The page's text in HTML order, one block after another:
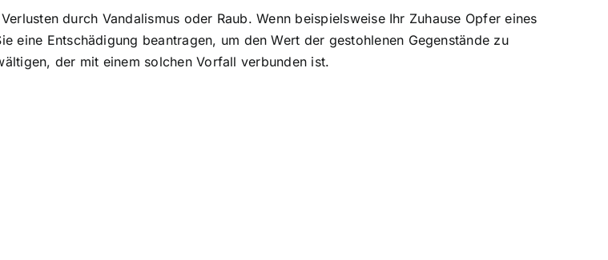
durch Vandalismus oder Raub. Wenn beispielsweise Ihr Zuhause Opfer eines
eine Entschädigung beantragen, um den Wert der gestohlenen Gegenstände zu
der mit einem solchen Vorfall verbunden ist.